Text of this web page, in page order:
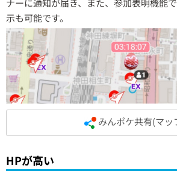
ナーに通知が届き、また、参加表明機能
示も可能です。
みんポケ共有(マッ
HPが高い